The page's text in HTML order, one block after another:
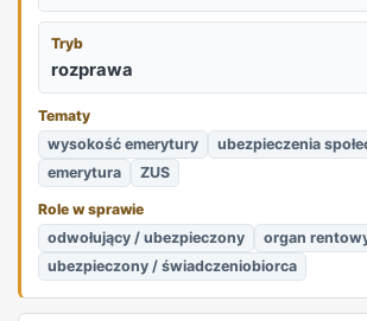
Tryb
rozprawa
Tematy
wysokość emerytury
ubezpieczenia
emerytura
ZUS
Role w sprawie
odwołujący / ubezpieczony
organ
ubezpieczony / świadczeniobiorca